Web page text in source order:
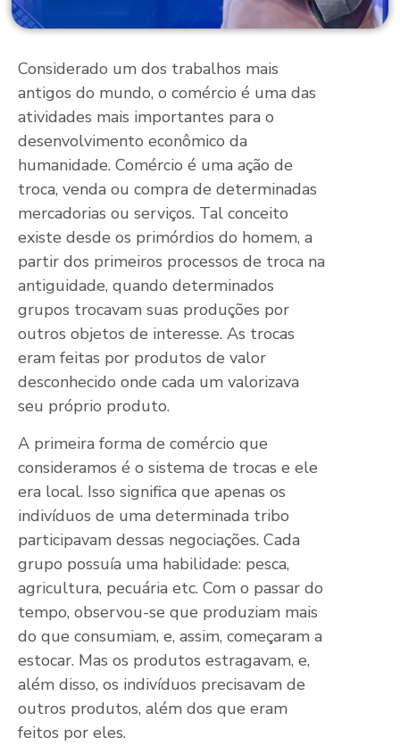
Considerado um dos trabalhos mais
antigos do mundo, o comércio é uma das
atividades mais importantes para o
desenvolvimento econômico da
humanidade. Comércio é uma ação de
troca, venda ou compra de determinadas
mercadorias ou serviços. Tal conceito
existe desde os primórdios do homem, a
partir dos primeiros processos de troca na
antiguidade, quando determinados
grupos trocavam suas produções por
outros objetos de interesse. As trocas
eram feitas por produtos de valor
desconhecido onde cada um valorizava
seu próprio produto.
A primeira forma de comércio que
consideramos é o sistema de trocas e ele
era local. Isso significa que apenas os
indivíduos de uma determinada tribo
participavam dessas negociações. Cada
grupo possuía uma habilidade: pesca,
agricultura, pecuária etc. Com o passar do
tempo, observou-se que produziam mais
do que consumiam, e, assim, começaram a
estocar. Mas os produtos estragavam, e,
além disso, os indivíduos precisavam de
outros produtos, além dos que eram
feitos por eles.